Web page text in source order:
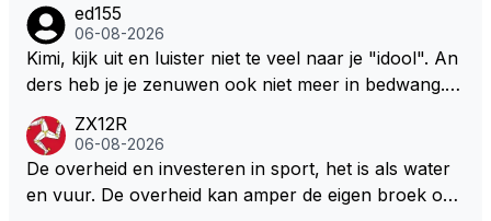
over dan kunnen ze hun eigen uitlaat gassen inade
men maar niet wetende was dat de F1 motor schone
r is dan een normale auto. Dus denk echt niet dat de
ters zullen steunen laat staan om een euro in het cir
cuit Zandvoort te steken
ed155
06-08-2026
Kimi, kijk uit en luister niet te veel naar je "idool". An
ders heb je je zenuwen ook niet meer in bedwang. Zi
Marquez/Jos ? Veel gezelliger
ZX12R
06-08-2026
De overheid en investeren in sport, het is als water
en vuur. De overheid kan amper de eigen broek oph